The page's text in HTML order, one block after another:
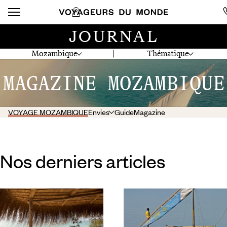
Mozambique Thématique
JOURNAL
MAGAZINE MOZAMBIQUE
VOYAGE MOZAMBIQUEEnvies GuideMagazine
Nos derniers articles